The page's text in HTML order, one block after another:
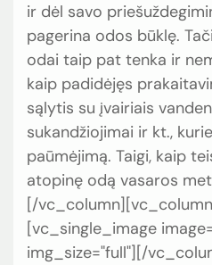
ir dėl savo
pagerina odos būklę.
odai taip pat tenka ir
kaip padidėjęs
sąlytis su įvairiais
sukandžiojimai ir kt.,
paūmėjimą. Taigi, kaip
atopinę odą vasaros
[/
[vc_single_image
img_size="full"][/